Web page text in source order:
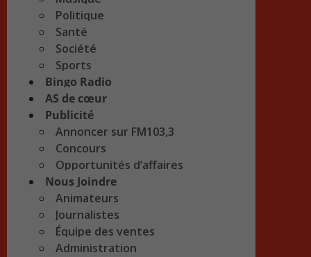
Politique
Santé
Société
Sports
Bingo Radio
AS de cœur
Publicité
Annoncer sur FM103,3
Concours
Opportunités d’affaires
Nous Joindre
Animateurs
Journalistes
Équipe des ventes
Administration